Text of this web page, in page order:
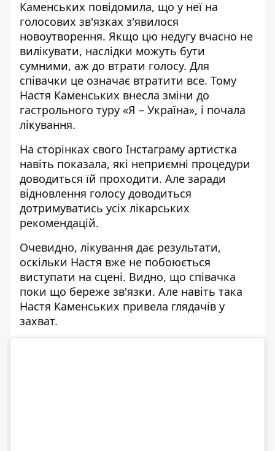
Каменських повідомила, що у неї на
голосових зв'язках з'явилося
новоутворення. Якщо цю недугу вчасно не
вилікувати, наслідки можуть бути
сумними, аж до втрати голосу. Для
співачки це означає втратити все. Тому
Настя Каменських внесла зміни до
гастрольного туру «Я – Україна», і почала
лікування.
На сторінках свого Інстаграму артистка
навіть показала, які неприємні процедури
доводиться їй проходити. Але заради
відновлення голосу доводиться
дотримуватись усіх лікарських
рекомендацій.
Очевидно, лікування дає результати,
оскільки Настя вже не побоюється
виступати на сцені. Видно, що співачка
поки що береже зв'язки. Але навіть така
Настя Каменських привела глядачів у
захват.